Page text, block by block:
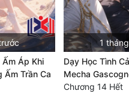
Ấm Áp Khi
Ấm Trần Ca
1
Dạy Học Tình
Mecha
Chương 14 Hết